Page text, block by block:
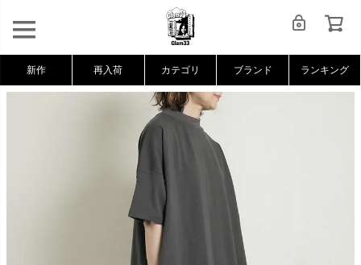
新作 再入荷 カテゴリ ブランド ランキング